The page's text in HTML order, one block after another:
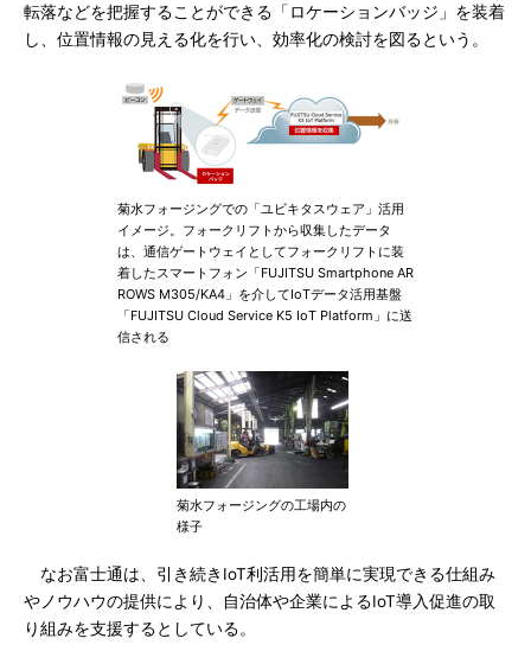
転落などを把握することができる「ロケーションバッジ」を装着
し、位置情報の見える化を行い、効率化の検討を図るという。
菊水フォージングでの「ユビキタスウェア」活用
イメージ。フォークリフトから収集したデータ
は、通信ゲートウェイとしてフォークリフトに装
着したスマートフォン「FUJITSU Smartphone AR
ROWS M305/KA4」を介してIoTデータ活用基盤
「FUJITSU Cloud Service K5 IoT Platform」に送
信される
菊水フォージングの工場内の
様子
なお富士通は、引き続きIoT利活用を簡単に実現できる仕組み
やノウハウの提供により、自治体や企業によるIoT導入促進の取
り組みを支援するとしている。